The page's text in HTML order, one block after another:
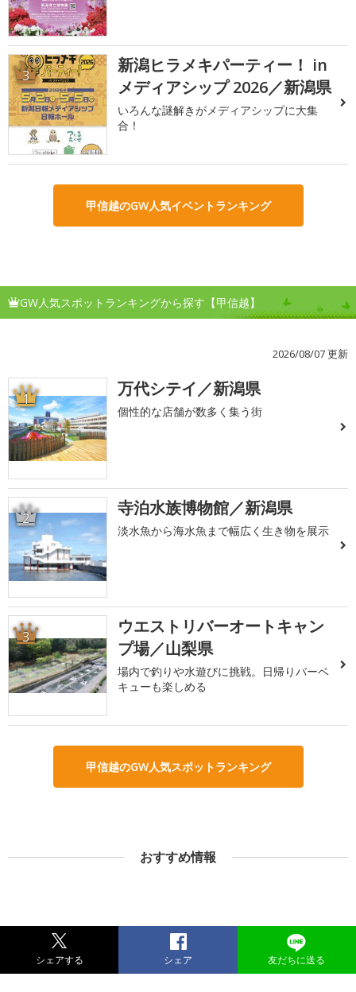
3
新潟ヒラメキパーティー！ in
メディアシップ 2026／新潟県
いろんな謎解きがメディアシップに大集
合！
甲信越のGW人気イベントランキング
GW人気スポットランキングから探す【甲信越】
2026/08/07 更新
1 万代シテイ／新潟県
個性的な店舗が数多く集う街
2 寺泊水族博物館／新潟県
淡水魚から海水魚まで幅広く生き物を展示
3
ウエストリバーオートキャン
プ場／山梨県
場内で釣りや水遊びに挑戦。日帰りバーベ
キューも楽しめる
甲信越のGW人気スポットランキング
おすすめ情報
シェアする シェア 友だちに送る